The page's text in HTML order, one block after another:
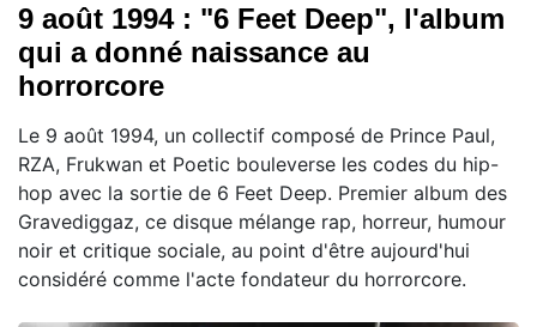
9 août 1994 : "6 Feet Deep", l'album
qui a donné naissance au
horrorcore
Le 9 août 1994, un collectif composé de Prince Paul,
RZA, Frukwan et Poetic bouleverse les codes du hip-
hop avec la sortie de 6 Feet Deep. Premier album des
Gravediggaz, ce disque mélange rap, horreur, humour
noir et critique sociale, au point d'être aujourd'hui
considéré comme l'acte fondateur du horrorcore.